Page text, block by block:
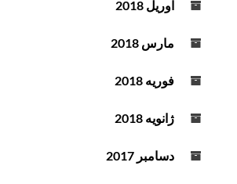
آوریل 2018
مارس 2018
فوریه 2018
ژانویه 2018
دسامبر 2017